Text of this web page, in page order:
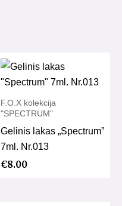
F.O.X kolekcija
"SPECTRUM"
Gelinis lakas „Spectrum”
7ml. Nr.013
€8.00